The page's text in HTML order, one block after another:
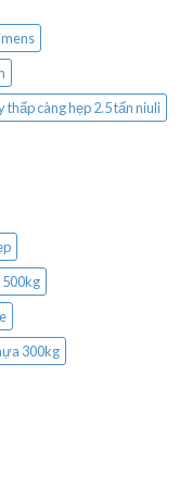
thấp càng hẹp 2.5 tấn niuli
500kg
300kg